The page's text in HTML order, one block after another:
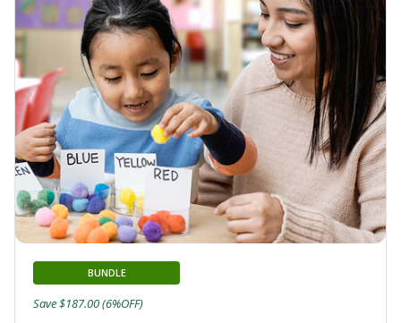
BUNDLE
Save $187.00 (6%OFF)